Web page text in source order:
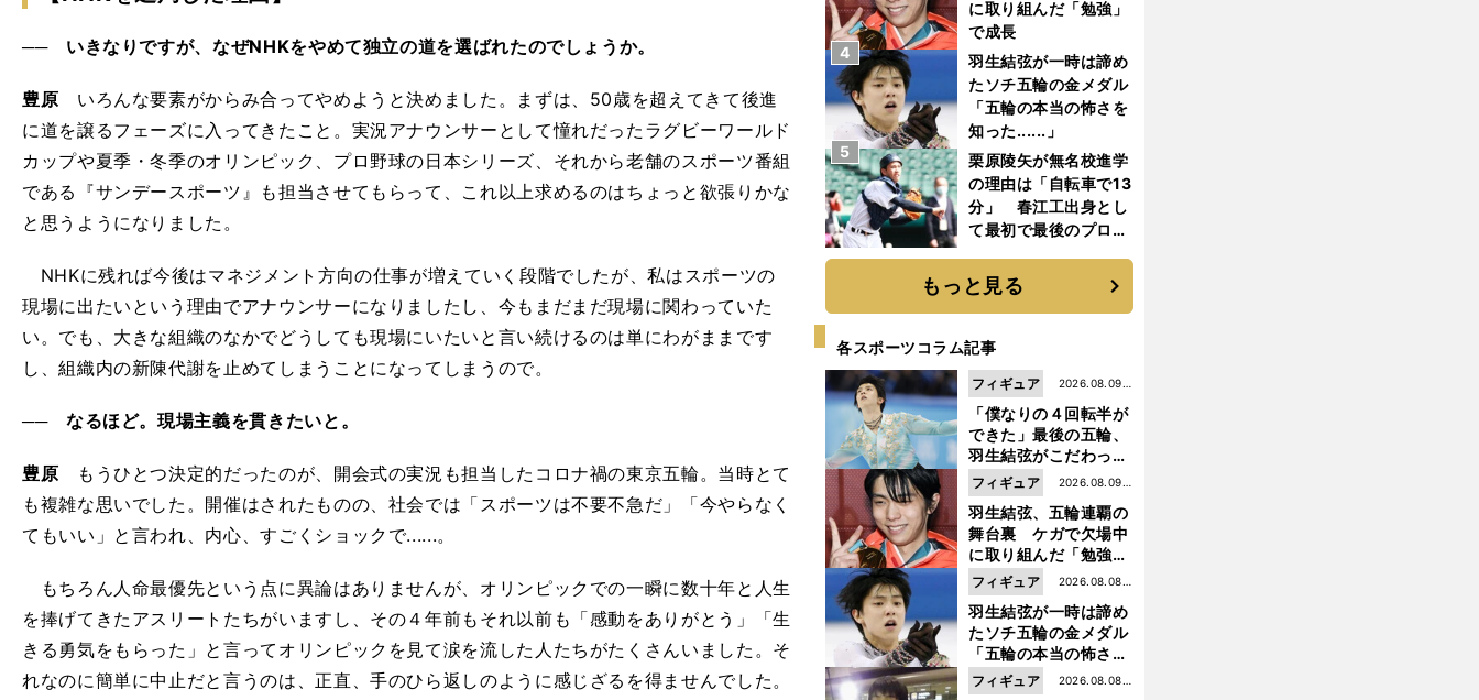
── いきなりですが、なぜNHKをやめて独立の道を選ばれたのでしょうか。
豊原 いろんな要素がからみ合ってやめようと決めました。まずは、50歳を超えてきて後進
に道を譲るフェーズに入ってきたこと。実況アナウンサーとして憧れだったラグビーワールド
カップや夏季・冬季のオリンピック、プロ野球の日本シリーズ、それから老舗のスポーツ番組
である『サンデースポーツ』も担当させてもらって、これ以上求めるのはちょっと欲張りかな
と思うようになりました。
NHKに残れば今後はマネジメント方向の仕事が増えていく段階でしたが、私はスポーツの
現場に出たいという理由でアナウンサーになりましたし、今もまだまだ現場に関わっていた
い。でも、大きな組織のなかでどうしても現場にいたいと言い続けるのは単にわがままです
し、組織内の新陳代謝を止めてしまうことになってしまうので。
── なるほど。現場主義を貫きたいと。
豊原 もうひとつ決定的だったのが、開会式の実況も担当したコロナ禍の東京五輪。当時とて
も複雑な思いでした。開催はされたものの、社会では「スポーツは不要不急だ」「今やらなく
てもいい」と言われ、内心、すごくショックで......。
もちろん人命最優先という点に異論はありませんが、オリンピックでの一瞬に数十年と人生
を捧げてきたアスリートたちがいますし、その４年前もそれ以前も「感動をありがとう」「生
きる勇気をもらった」と言ってオリンピックを見て涙を流した人たちがたくさんいました。そ
れなのに簡単に中止だと言うのは、正直、手のひら返しのように感じざるを得ませんでした。
に取り組んだ「勉強」
で成長
羽生結弦が一時は諦め
たソチ五輪の金メダル
「五輪の本当の怖さを
知った......」
4
栗原陵矢が無名校進学
の理由は「自転車で13
分」 春江工出身とし
て最初で最後のプロ野
5
もっと見る
各スポーツコラム記事
「僕なりの４回転半が
できた」最後の五輪、
羽生結弦がこだわった
ジャンプの美学
2026.08.09更
新
フィギュア
羽生結弦、五輪連覇の
舞台裏 ケガで欠場中
に取り組んだ「勉強」
で成長
2026.08.09更
新
フィギュア
羽生結弦が一時は諦め
たソチ五輪の金メダル
「五輪の本当の怖さを
知った......」
2026.08.08更
新
フィギュア
2026.08.08更
フィギュア